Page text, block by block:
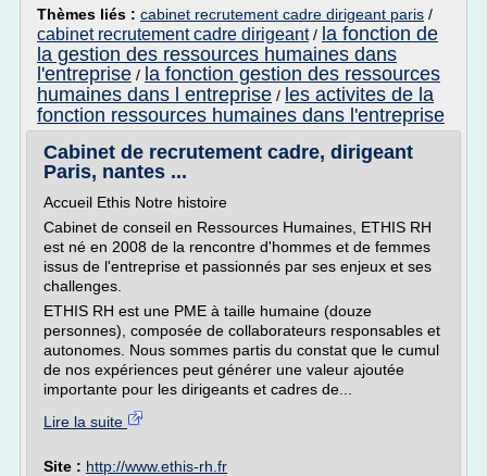
Thèmes liés : cabinet recrutement cadre dirigeant paris /
cabinet recrutement cadre dirigeant/ la fonction de
la gestion des ressources humaines dans
l'entreprise / la fonction gestion des ressources
humaines dans l entreprise / les activites de la
fonction ressources humaines dans l'entreprise
Cabinet de recrutement cadre, dirigeant
Paris, nantes ...
Accueil Ethis Notre histoire
Cabinet de conseil en Ressources Humaines, ETHIS RH
est né en 2008 de la rencontre d'hommes et de femmes
issus de l'entreprise et passionnés par ses enjeux et ses
challenges.
ETHIS RH est une PME à taille humaine (douze
personnes), composée de collaborateurs responsables et
autonomes. Nous sommes partis du constat que le cumul
de nos expériences peut générer une valeur ajoutée
importante pour les dirigeants et cadres de...
Lire la suite
Site : http://www.ethis-rh.fr